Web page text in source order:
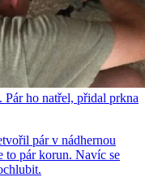
Pár ho natřel, přidal prkna
pár v nádhernou
to pár korun. Navíc se